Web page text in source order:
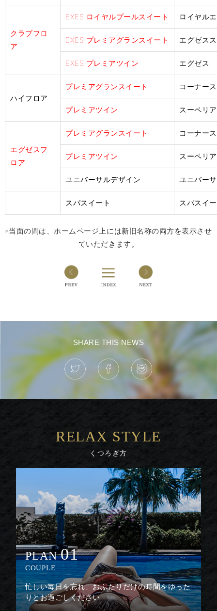
クラブフロ
ア
EXES ロイヤルプールスイート ロイヤル
EXES プレミアグランスイート エグゼス
EXES プレミアツイン エグゼス
ハイフロア
プレミアグランスイート コーナー
プレミアツイン スーペリア
エグゼスフ
ロア
プレミアグランスイート コーナー
プレミアツイン スーペリア
ユニバーサルデザイン ユニバー
スパスイート スパスイ
※当面の間は、ホームページ上には新旧名称の両方を表示させ
ていただきます。
SHARE THIS NEWS
RELAX STYLE
くつろぎ方
PLAN 01
COUPLE
忙しい毎日を忘れ、おふたりだけの時間をゆった
りとお過ごしください